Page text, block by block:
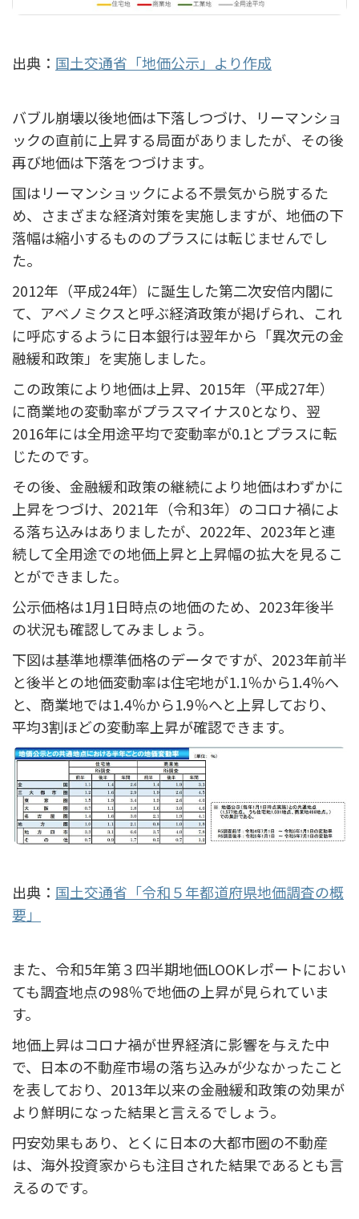
出典： 国土交通省「地価公示」より作成
バブル崩壊以後地価は下落しつづけ、リーマンショ
ックの直前に上昇する局面がありましたが、その後
再び地価は下落をつづけます。
国はリーマンショックによる不景気から脱するた
め、さまざまな経済対策を実施しますが、地価の下
落幅は縮小するもののプラスには転じませんでし
た。
2012年（平成24年）に誕生した第二次安倍内閣に
て、アベノミクスと呼ぶ経済政策が掲げられ、これ
に呼応するように日本銀行は翌年から「異次元の金
融緩和政策」を実施しました。
この政策により地価は上昇、2015年（平成27年）
に商業地の変動率がプラスマイナス0となり、翌
2016年には全用途平均で変動率が0.1とプラスに転
じたのです。
その後、金融緩和政策の継続により地価はわずかに
上昇をつづけ、2021年（令和3年）のコロナ禍によ
る落ち込みはありましたが、2022年、2023年と連
続して全用途での地価上昇と上昇幅の拡大を見るこ
とができました。
公示価格は1月1日時点の地価のため、2023年後半
の状況も確認してみましょう。
下図は基準地標準価格のデータですが、2023年前半
と後半との地価変動率は住宅地が1.1％から1.4％へ
と、商業地では1.4％から1.9％へと上昇しており、
平均3割ほどの変動率上昇が確認できます。
出典： 国土交通省「令和５年都道府県地価調査の概
要」
また、令和5年第３四半期地価LOOKレポートにおい
ても調査地点の98％で地価の上昇が見られていま
す。
地価上昇はコロナ禍が世界経済に影響を与えた中
で、日本の不動産市場の落ち込みが少なかったこと
を表しており、2013年以来の金融緩和政策の効果が
より鮮明になった結果と言えるでしょう。
円安効果もあり、とくに日本の大都市圏の不動産
は、海外投資家からも注目された結果であるとも言
えるのです。